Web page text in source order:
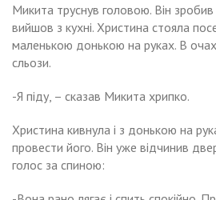
Микита труснув головою. Він зробив
вийшов з кухні. Христина стояла
маленькою донькою на руках. В
сльози.
-Я піду, – сказав Микита хрипко.
Христина кивнула і з донькою на
провести його. Він уже відчинив
голос за спиною: